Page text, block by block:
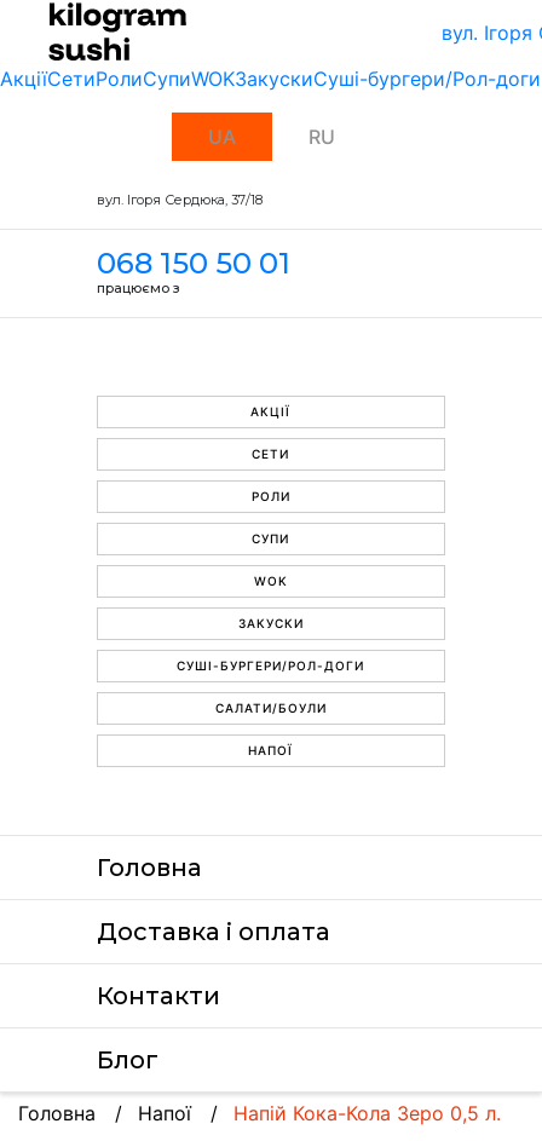
вул.
АкціїСетиРолиСупиWOKЗакускиСуші-бургери/Рол-доги
UA RU
вул. Ігоря Сердюка, 37/18
068 150 50 01
працюємо з
АКЦІЇ
СЕТИ
РОЛИ
СУПИ
WOK
ЗАКУСКИ
СУШІ-БУРГЕРИ/РОЛ-ДОГИ
САЛАТИ/БОУЛИ
НАПОЇ
Головна
Доставка i оплата
Контакти
Блог
Головна Напої Напій Кока-Кола Зеро 0,5 л.